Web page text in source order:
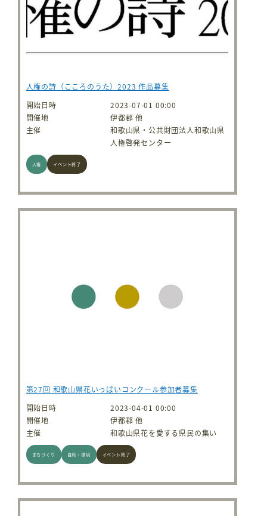
人権の詩（こころのうた）2023 作品募集
開始日時
2023-07-01 00:00
開催地
伊都郡 他
主催
和歌山県・公共財団法人和歌山県
人権啓発センター
人権 イベント終了
第27回 和歌山県花いっぱいコンクール参加者募集
開始日時
2023-04-01 00:00
開催地
伊都郡 他
主催
和歌山県花を愛する県民の集い
まちづくり 自然・環境 イベント終了